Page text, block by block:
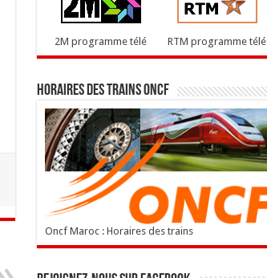
2M programme télé RTM programme télé
Horaires des trains ONCF
Oncf Maroc : Horaires des trains